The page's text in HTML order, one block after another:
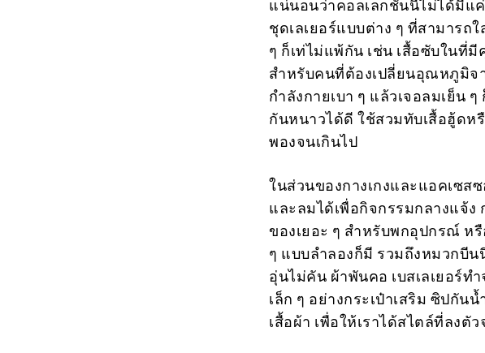
แน่นอนว่าคอลเลกชันนี้ไม่ได้มีแ
ชุดเลเยอร์แบบต่าง ๆ ที่สามารถ
ๆ ก็เท่ไม่แพ้กัน เช่น เสื้อซับในที่
สำหรับคนที่ต้องเปลี่ยนอุณหภูมิจ
กำลังกายเบา ๆ แล้วเจอลมเย็น
กันหนาวได้ดี ใช้สวมทับเสื้อฮู้ดห
พองจนเกินไป
ในส่วนของกางเกงและแอคเซส
และลมได้เพื่อกิจกรรมกลางแจ้ง
ของเยอะ ๆ สำหรับพกอุปกรณ์ หรื
ๆ แบบลำลองก็มี รวมถึงหมวกบี
อุ่นไม่คัน ผ้าพันคอ เบสเลเยอร์ท
เล็ก ๆ อย่างกระเป๋าเสริม ซิปกั
เสื้อผ้า เพื่อให้เราได้สไตล์ที่ลงตัว